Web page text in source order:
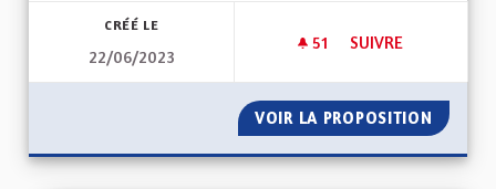
CRÉÉ LE
22/06/2023
51 51 ABONNÉS
SUIVRE
VOIR LA PROPOSITION